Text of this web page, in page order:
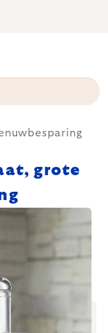
grote